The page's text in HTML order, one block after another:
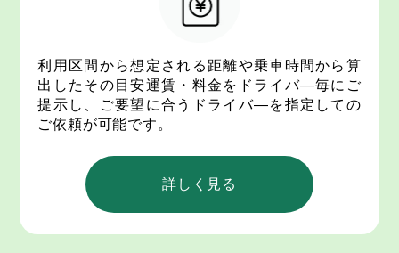
利用区間から想定される距離や乗車時間から算
出したその目安運賃・料金をドライバ―毎にご
提示し、ご要望に合うドライバ―を指定しての
ご依頼が可能です。
詳しく見る